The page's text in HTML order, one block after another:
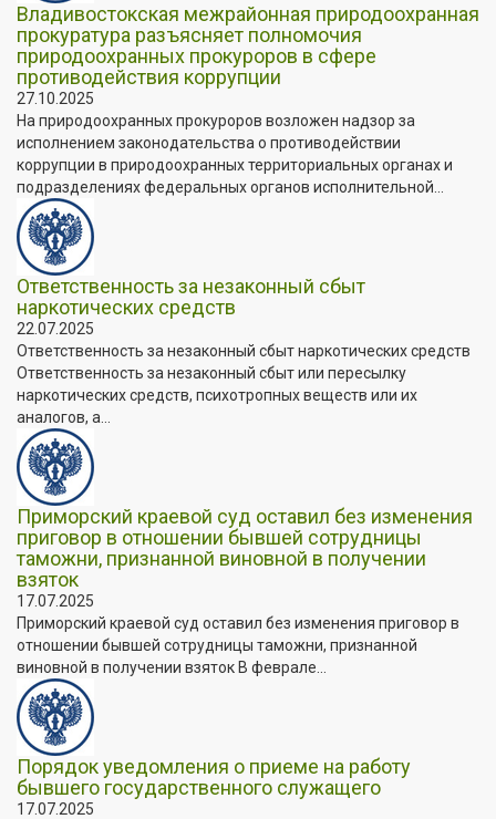
Владивостокская межрайонная природоохранная
прокуратура разъясняет полномочия
природоохранных прокуроров в сфере
противодействия коррупции
27.10.2025
На природоохранных прокуроров возложен надзор за
исполнением законодательства о противодействии
коррупции в природоохранных территориальных органах и
подразделениях федеральных органов исполнительной...
Ответственность за незаконный сбыт
наркотических средств
22.07.2025
Ответственность за незаконный сбыт наркотических средств
Ответственность за незаконный сбыт или пересылку
наркотических средств, психотропных веществ или их
аналогов, а...
Приморский краевой суд оставил без изменения
приговор в отношении бывшей сотрудницы
таможни, признанной виновной в получении
взяток
17.07.2025
Приморский краевой суд оставил без изменения приговор в
отношении бывшей сотрудницы таможни, признанной
виновной в получении взяток В феврале...
Порядок уведомления о приеме на работу
бывшего государственного служащего
17.07.2025